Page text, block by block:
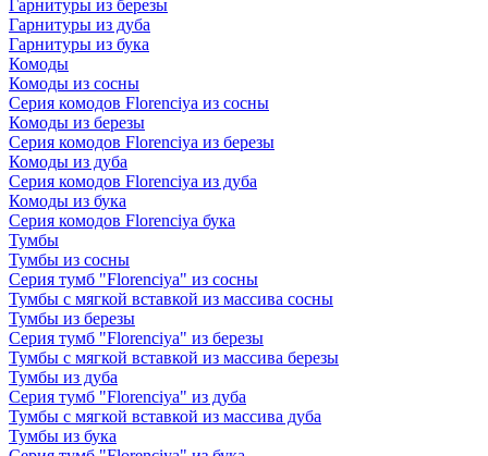
Гарнитуры из березы
Гарнитуры из дуба
Гарнитуры из бука
Комоды
Комоды из сосны
Серия комодов Florenciya из сосны
Комоды из березы
Серия комодов Florenciya из березы
Комоды из дуба
Серия комодов Florenciya из дуба
Комоды из бука
Серия комодов Florenciya бука
Тумбы
Тумбы из сосны
Серия тумб "Florenciya" из сосны
Тумбы с мягкой вставкой из массива сосны
Тумбы из березы
Серия тумб "Florenciya" из березы
Тумбы с мягкой вставкой из массива березы
Тумбы из дуба
Серия тумб "Florenciya" из дуба
Тумбы с мягкой вставкой из массива дуба
Тумбы из бука